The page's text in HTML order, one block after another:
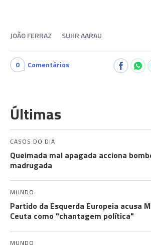
JOÃO FERRAZ SUHR AARAU
0 Comentários
Últimas
CASOS DO DIA
Queimada mal apagada acciona
madrugada
MUNDO
Partido da Esquerda Europeia acusa
Ceuta como "chantagem política"
MUNDO